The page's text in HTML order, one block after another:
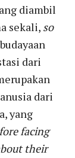
diambil
sekali, so
dari
dari
yang
facing
their